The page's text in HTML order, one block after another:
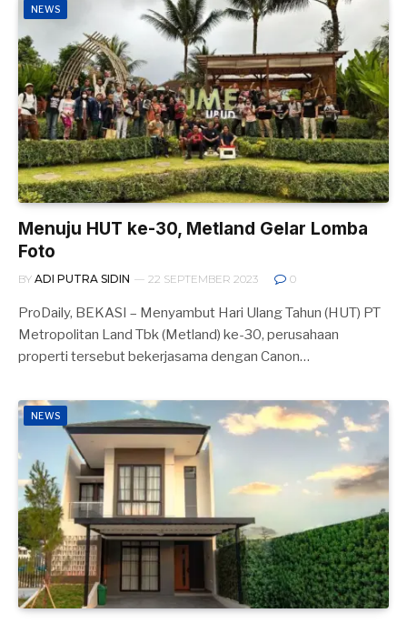
NEWS
Menuju HUT ke-30, Metland Gelar Lomba
Foto
BY ADI PUTRA SIDIN 22 SEPTEMBER 2023 0
ProDaily, BEKASI – Menyambut Hari Ulang Tahun (HUT) PT
Metropolitan Land Tbk (Metland) ke-30, perusahaan
properti tersebut bekerjasama dengan Canon…
NEWS